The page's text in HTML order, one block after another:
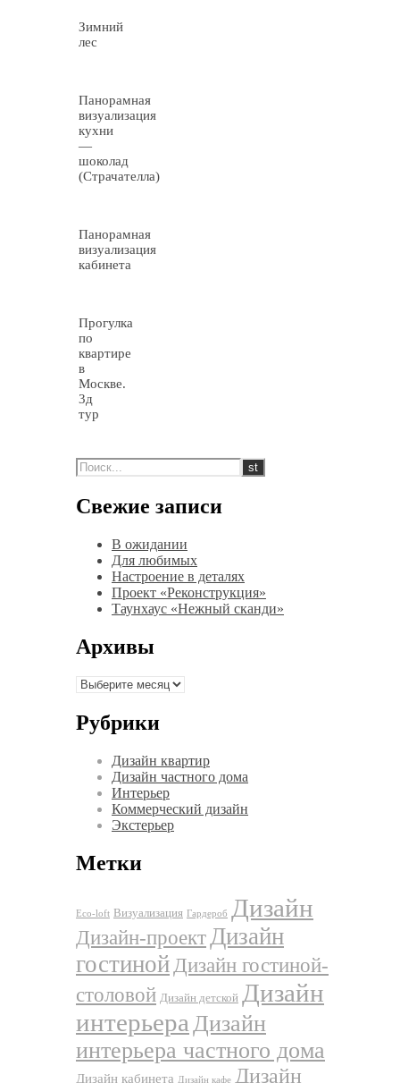
Зимний
лес
Панорамная
визуализация
кухни
—
шоколад
(Страчателла)
Панорамная
визуализация
кабинета
Прогулка
по
квартире
в
Москве.
3д
тур
Свежие записи
В ожидании
Для любимых
Настроение в деталях
Проект «Реконструкция»
Таунхаус «Нежный сканди»
Архивы
Архивы
Рубрики
Дизайн квартир
Дизайн частного дома
Интерьер
Коммерческий дизайн
Экстерьер
Метки
Eco-loft Визуализация Гардероб Дизайн
Дизайн-проектДизайн
гостинойДизайн гостиной-
столовой Дизайн детской Дизайн
интерьера Дизайн
интерьера частного дома
Дизайн кабинета Дизайн кафе Дизайн